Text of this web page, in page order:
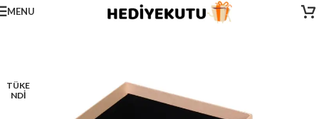
MENU
TÜKE
NDİ